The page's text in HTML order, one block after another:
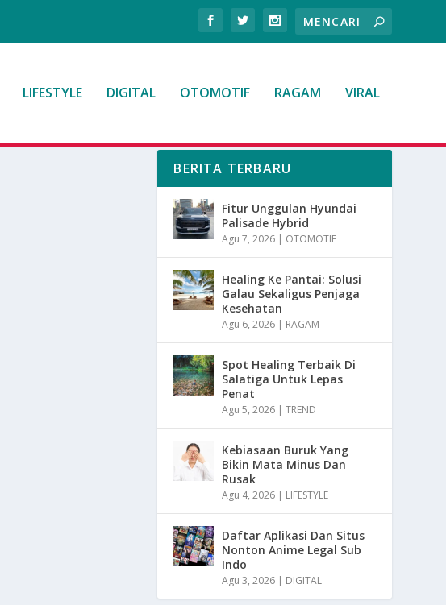
LIFESTYLE DIGITAL OTOMOTIF RAGAM VIRAL
BERITA TERBARU
Fitur Unggulan Hyundai
Palisade Hybrid
Agu 7, 2026 | OTOMOTIF
Healing Ke Pantai: Solusi
Galau Sekaligus Penjaga
Kesehatan
Agu 6, 2026 | RAGAM
Spot Healing Terbaik Di
Salatiga Untuk Lepas
Penat
Agu 5, 2026 |TREND
Kebiasaan Buruk Yang
Bikin Mata Minus Dan
Rusak
Agu 4, 2026 | LIFESTYLE
Daftar Aplikasi Dan Situs
Nonton Anime Legal Sub
Indo
Agu 3, 2026 | DIGITAL